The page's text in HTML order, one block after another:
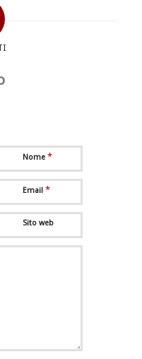
Nome *
Email *
Sito web